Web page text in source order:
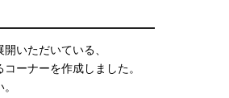
いただいている、
ーナーを作成しました。